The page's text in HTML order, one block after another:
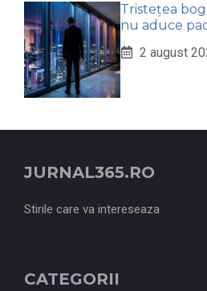
Tristețea
nu aduce
2 august
JURNAL365.RO
Stirile care va intereseaza
CATEGORII